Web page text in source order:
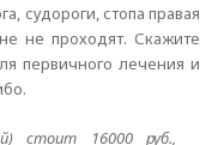
судороги, стопа правая
не проходят. Скажите
первичного лечения и
стоит 16000 руб.,